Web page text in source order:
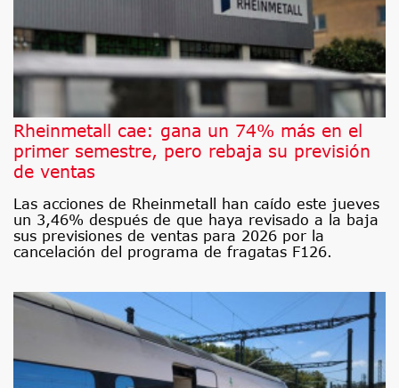
Rheinmetall cae: gana un 74% más en el
primer semestre, pero rebaja su previsión
de ventas
Las acciones de Rheinmetall han caído este jueves
un 3,46% después de que haya revisado a la baja
sus previsiones de ventas para 2026 por la
cancelación del programa de fragatas F126.